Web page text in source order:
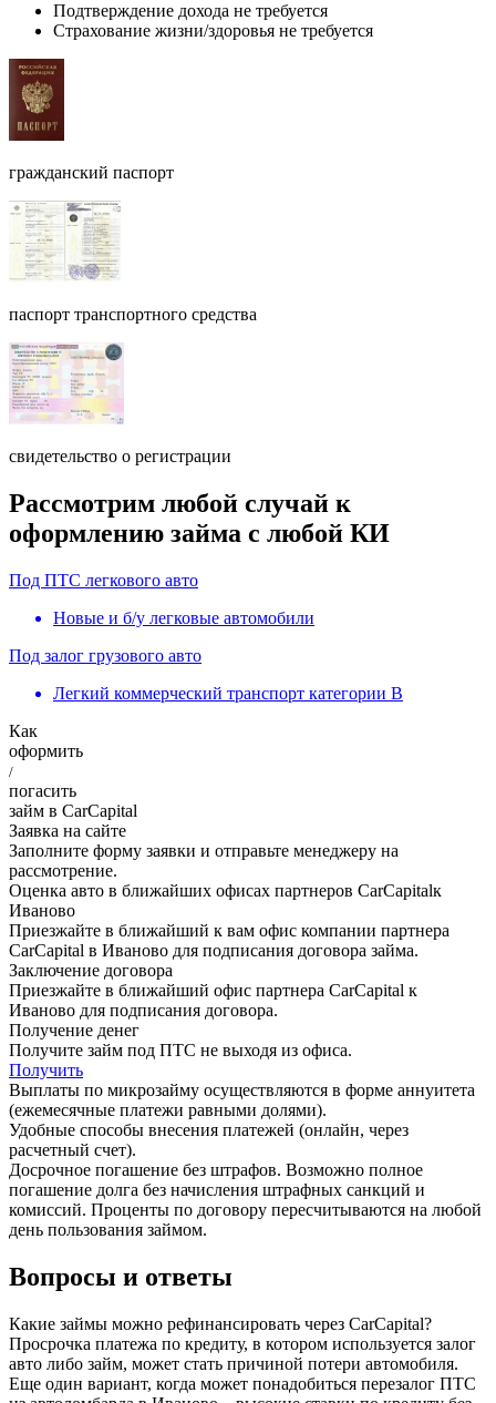
Подтверждение дохода не требуется
Страхование жизни/здоровья не требуется
гражданский паспорт
паспорт транспортного средства
свидетельство о регистрации
Рассмотрим любой случай к
оформлению займа с любой КИ
Под ПТС легкового авто
Новые и б/у легковые автомобили
Под залог грузового авто
Легкий коммерческий транспорт категории B
Как
оформить
/
погасить
займ в CarCapital
Заявка на сайте
Заполните форму заявки и отправьте менеджеру на
рассмотрение.
Оценка авто в ближайших офисах партнеров CarCapitalк
Иваново
Приезжайте в ближайший к вам офис компании партнера
CarCapital в Иваново для подписания договора займа.
Заключение договора
Приезжайте в ближайший офис партнера CarCapital к
Иваново для подписания договора.
Получение денег
Получите займ под ПТС не выходя из офиса.
Получить
Выплаты по микрозайму осуществляются в форме аннуитета
(ежемесячные платежи равными долями).
Удобные способы внесения платежей (онлайн, через
расчетный счет).
Досрочное погашение без штрафов. Возможно полное
погашение долга без начисления штрафных санкций и
комиссий. Проценты по договору пересчитываются на любой
день пользования займом.
Вопросы и ответы
Какие займы можно рефинансировать через CarCapital?
Просрочка платежа по кредиту, в котором используется залог
авто либо займ, может стать причиной потери автомобиля.
Еще один вариант, когда может понадобиться перезалог ПТС